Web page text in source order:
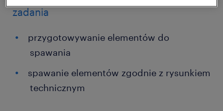
zadania
przygotowywanie elementów do
spawania
spawanie elementów zgodnie z rysunkiem
technicznym